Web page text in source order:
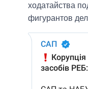
ходатайства
фигурантов